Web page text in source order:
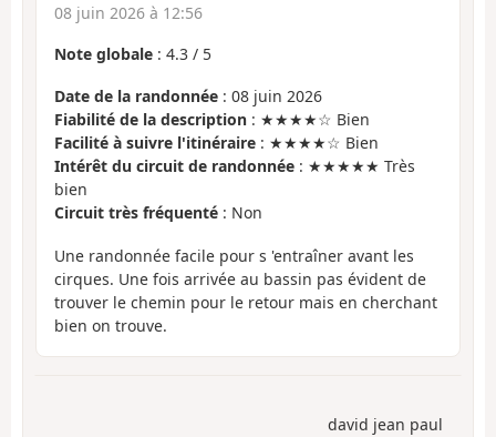
08 juin 2026 à 12:56
Note globale : 4.3 / 5
Date de la randonnée : 08 juin 2026
Fiabilité de la description : ★★★★☆ Bien
Facilité à suivre l'itinéraire : ★★★★☆ Bien
Intérêt du circuit de randonnée : ★★★★★ Très
bien
Circuit très fréquenté : Non
Une randonnée facile pour s 'entraîner avant les
cirques. Une fois arrivée au bassin pas évident de
trouver le chemin pour le retour mais en cherchant
bien on trouve.
david jean paul